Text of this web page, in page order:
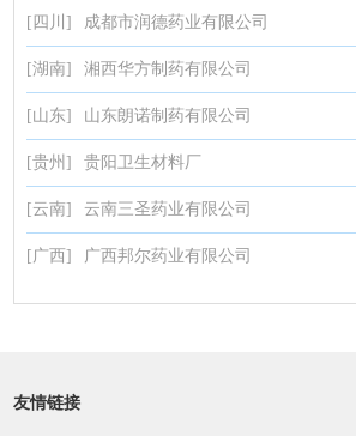
[四川] 成都市润德药业有限公司
[湖南] 湘西华方制药有限公司
[山东] 山东朗诺制药有限公司
[贵州] 贵阳卫生材料厂
[云南] 云南三圣药业有限公司
[广西] 广西邦尔药业有限公司
友情链接